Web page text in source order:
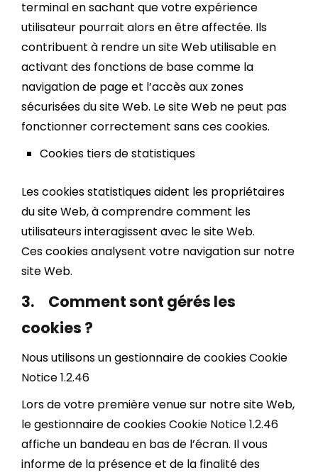
terminal en sachant que votre expérience
utilisateur pourrait alors en être affectée. Ils
contribuent à rendre un site Web utilisable en
activant des fonctions de base comme la
navigation de page et l’accès aux zones
sécurisées du site Web. Le site Web ne peut pas
fonctionner correctement sans ces cookies.
Cookies tiers de statistiques
Les cookies statistiques aident les propriétaires
du site Web, à comprendre comment les
utilisateurs interagissent avec le site Web.
Ces cookies analysent votre navigation sur notre
site Web.
3. Comment sont gérés les
cookies ?
Nous utilisons un gestionnaire de cookiesCookie
Notice 1.2.46
Lors de votre première venue sur notre site Web,
le gestionnaire de cookiesCookie Notice 1.2.46
affiche un bandeau en bas de l’écran. Il vous
informe de la présence et de la finalité des